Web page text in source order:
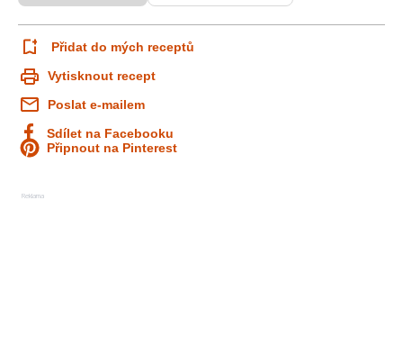
Přidat do mých receptů
Vytisknout recept
Poslat e-mailem
Sdílet na Facebooku
Připnout na Pinterest
Reklama